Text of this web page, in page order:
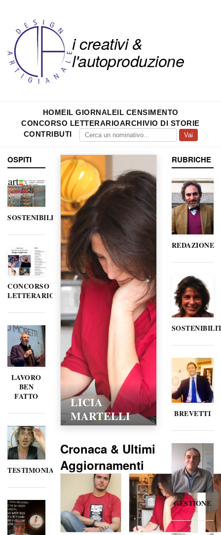
i creativi &
l'autoproduzione
HOMEIL GIORNALEIL CENSIMENTO
CONCORSO LETTERARIOARCHIVIO DI STORIE
CONTRIBUTI
Vai
OSPITI
SOSTENIBILITÀ
CONCORSO
LETTERARIO
LAVORO
BEN
FATTO
TESTIMONIANZE
LICIA
MARTELLI
Cronaca & Ultimi
Aggiornamenti
RUBRICHE
REDAZIONE
BREVETTI
GESTIONE